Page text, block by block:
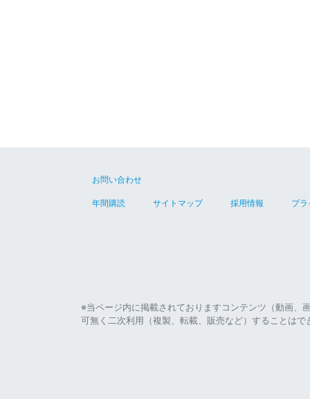
お問い合わせ
年間購読 サイトマップ 採用情報 プ
※当ページ内に掲載されておりますコンテンツ（動画、
可無く二次利用（複製、転載、販売など）することはで